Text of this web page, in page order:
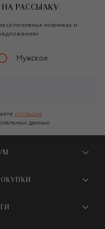
РАССЫЛКУ
новинках и
Мужское
согласие
данных
ЦУМ